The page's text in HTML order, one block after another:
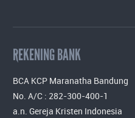
REKENING BANK
BCA KCP Maranatha Bandung
No. A/C : 282-300-400-1
a.n. Gereja Kristen Indonesia